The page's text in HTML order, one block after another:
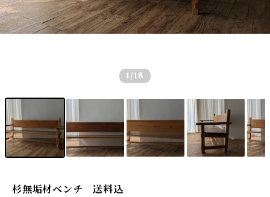
1 /18
杉無垢材ベンチ 送料込